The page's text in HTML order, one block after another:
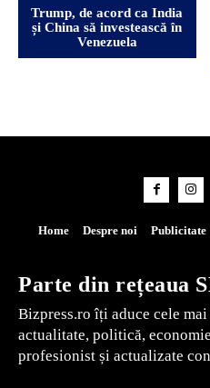
Trump, de acord ca India
și China să investească în
Venezuela
Home Despre noi Publicitate
Parte din rețeaua
Bizpress.ro îți aduce cele
actualitate, politică,
profesionist și actualizate